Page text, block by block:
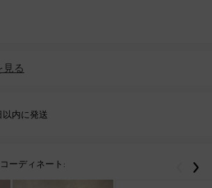
見る
以内に発送
ーディネート: 戻る